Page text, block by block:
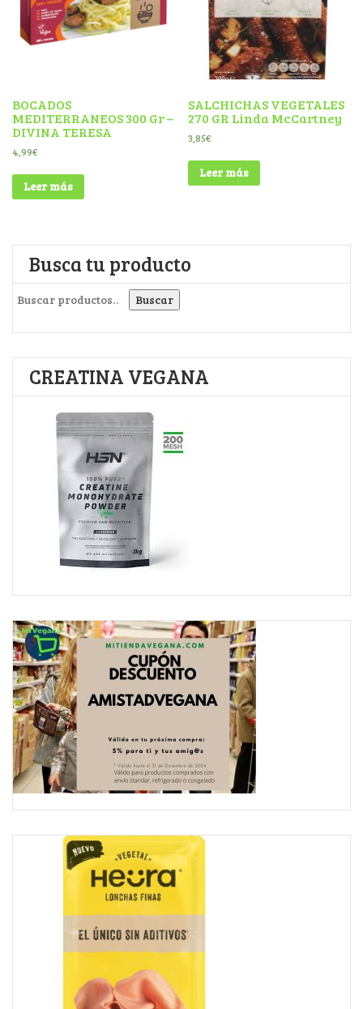
BOCADOS
MEDITERRANEOS 300 Gr –
DIVINA TERESA
4,99€
Leer más
SALCHICHAS VEGETALES
270 GR Linda McCartney
3,85€
Leer más
Busca tu producto
Buscar
CREATINA VEGANA